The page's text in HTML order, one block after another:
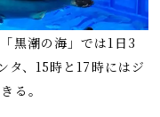
黒潮の海」では1日3
タ、15時と17時にはジ
る。